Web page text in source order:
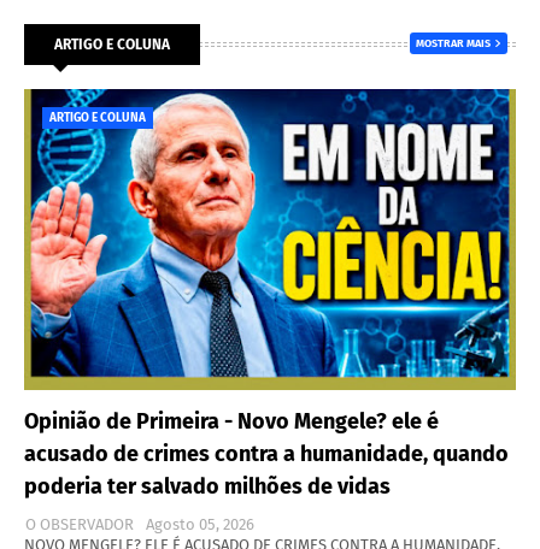
ARTIGO E COLUNA MOSTRAR MAIS
ARTIGO E COLUNA
Opinião de Primeira - Novo Mengele? ele é
acusado de crimes contra a humanidade, quando
poderia ter salvado milhões de vidas
O OBSERVADOR
Agosto 05, 2026
NOVO MENGELE? ELE É ACUSADO DE CRIMES CONTRA A HUMANIDADE,